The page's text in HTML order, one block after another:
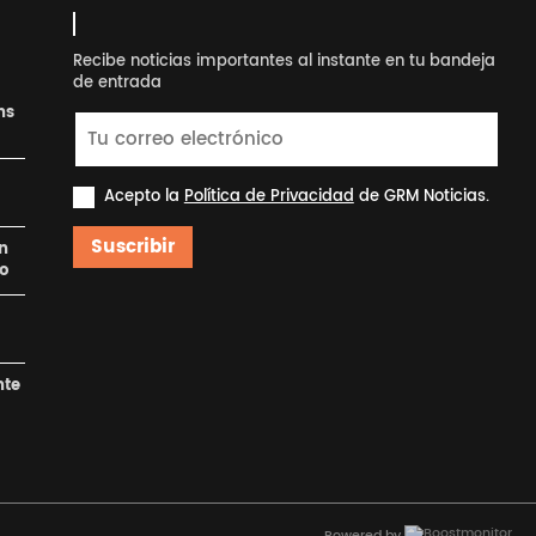
Recibe noticias importantes al instante en tu bandeja
de entrada
Acepto laPolítica de Privacidadde GRM Noticias.
Suscribir